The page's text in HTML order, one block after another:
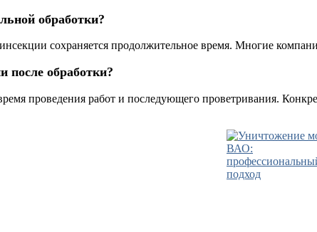
обработки?
сохраняется продолжительное время. Многие
после обработки?
проведения работ и последующего проветривания.